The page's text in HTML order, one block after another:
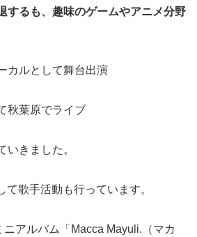
するも、趣味のゲームやアニメ分野
カルとして舞台出演
秋葉原でライブ
いきました。
歌手活動も行っています。
アルバム「Macca Mayuli.（マカ